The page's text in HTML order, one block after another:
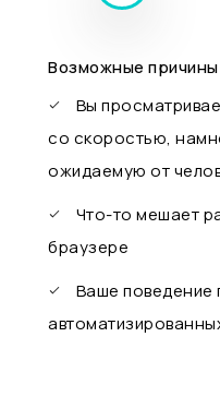
Возможные
Вы
со скоростью,
ожидаемую от
Что-то мешает
браузере
Ваше поведение